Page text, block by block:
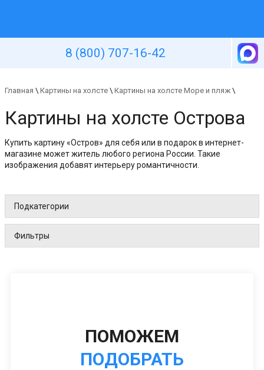
8 (800) 707-16-42
Главная \ Картины на холсте \ Картины на холсте Море и пляж \
Картины на холсте Острова
Купить картину «Остров» для себя или в подарок в интернет-
магазине может житель любого региона России. Такие
изображения добавят интерьеру романтичности.
Подкатегории
Фильтры
ПОМОЖЕМ
ПОДОБРАТЬ